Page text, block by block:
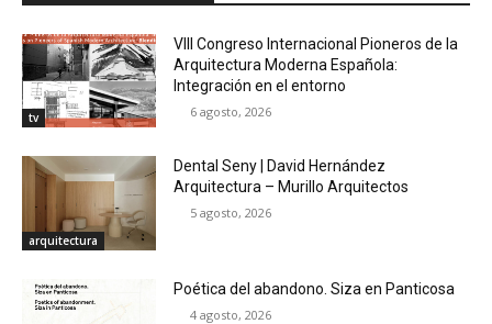
tv
VIII Congreso Internacional Pioneros de la
Arquitectura Moderna Española:
Integración en el entorno
6 agosto, 2026
arquitectura
Dental Seny | David Hernández
Arquitectura – Murillo Arquitectos
5 agosto, 2026
Poética del abandono. Siza en Panticosa
4 agosto, 2026